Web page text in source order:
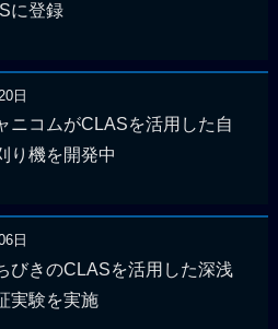
に登録
日
ニコムがCLASを活用した自
り機を開発中
日
びきのCLASを活用した深浅
実験を実施